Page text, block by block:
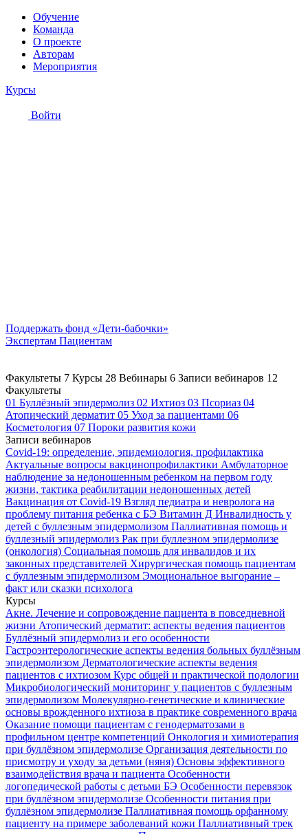
Обучение
Команда
О проекте
Авторам
Мероприятия
Курсы
Войти
Поддержать фонд «Дети-бабочки»
Экспертам Пациентам
Факультеты 7 Курсы 28 Вебинары 6 Записи вебинаров 12
Факультеты
01 Буллёзный эпидермолиз 02 Ихтиоз 03 Псориаз 04
Атопический дерматит 05 Уход за пациентами 06
Косметология 07 Пороки развития кожи
Записи вебинаров
Covid-19: определение, эпидемиология, профилактика
Актуальные вопросы вакцинопрофилактики Амбулаторное
наблюдение за недоношенным ребенком на первом году
жизни, тактика реабилитации недоношенных детей
Вакцинация от Covid-19 Взгляд педиатра и невролога на
проблему питания ребенка с БЭ Витамин Д Инвалидность у
детей с буллезным эпидермолизом Паллиативная помощь и
буллезный эпидермолиз Рак при буллезном эпидермолизе
(онкология) Социальная помощь для инвалидов и их
законных представителей Хирургическая помощь пациентам
с буллезным эпидермолизом Эмоциональное выгорание –
факт или сказки психолога
Курсы
Акне. Лечение и сопровождение пациента в повседневной
жизни Атопический дерматит: аспекты ведения пациентов
Буллёзный эпидермолиз и его особенности
Гастроэнтерологические аспекты ведения больных буллёзным
эпидермолизом Дерматологические аспекты ведения
пациентов с ихтиозом Курс общей и практической подологии
Микробиологический мониторинг у пациентов с буллезным
эпидермолизом Молекулярно-генетические и клинические
основы врожденного ихтиоза в практике современного врача
Оказание помощи пациентам с генодерматозами в
профильном центре компетенций Онкология и химиотерапия
при буллёзном эпидермолизе Организация деятельности по
присмотру и уходу за детьми (няня) Основы эффективного
взаимодействия врача и пациента Особенности
логопедической работы с детьми БЭ Особенности перевязок
при буллёзном эпидермолизе Особенности питания при
буллёзном эпидермолизе Паллиативная помощь орфанному
пациенту на примере заболеваний кожи Паллиативный трек